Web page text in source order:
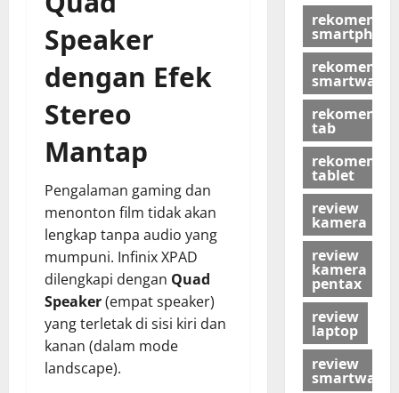
Speaker
dengan Efek
Stereo
Mantap
Pengalaman gaming dan
menonton film tidak akan
lengkap tanpa audio yang
mumpuni. Infinix XPAD
dilengkapi dengan Quad
Speaker(empat speaker)
yang terletak di sisi kiri dan
kanan (dalam mode
landscape).
smartphone
smartwatch
tab
tablet
review
kamera
review
kamera
pentax
review
laptop
review
smartwatch